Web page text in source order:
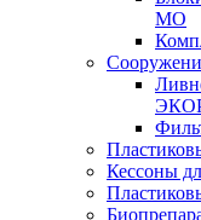
МО
Кессоны